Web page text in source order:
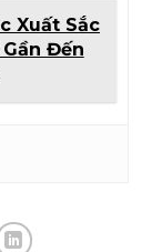
Xuất Sắc
Đến